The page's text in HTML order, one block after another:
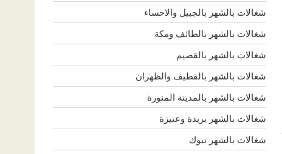
شغالات بالشهر بالجبيل والاحساء
شغالات بالشهر بالطائف ومكة
شغالات بالشهر بالقصيم
شغالات بالشهر بالقطيف والظهران
شغالات بالشهر بالمدينة المنورة
شغالات بالشهر بريدة وعنيزة
شغالات بالشهر تبوك